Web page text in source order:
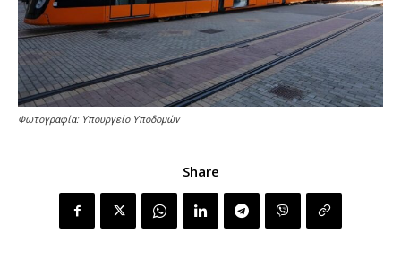
Φωτογραφία: Υπουργείο Υποδομών
Share